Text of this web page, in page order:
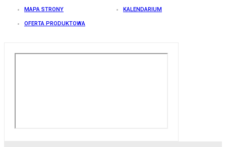
MAPA STRONY KALENDARIUM
OFERTA PRODUKTOWA